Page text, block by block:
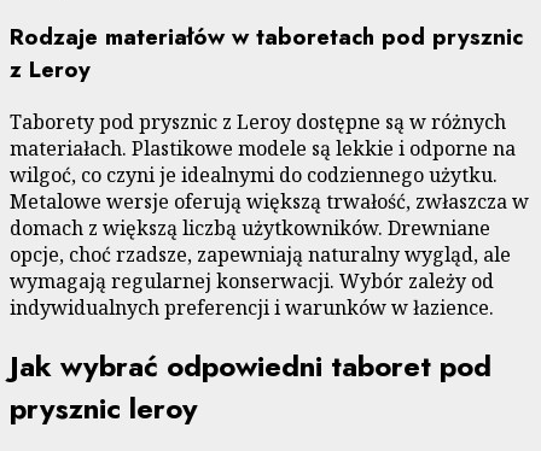
Rodzaje materiałów w taboretach pod prysznic
z Leroy
Taborety pod prysznic z Leroy dostępne są w różnych
materiałach. Plastikowe modele są lekkie i odporne na
wilgoć, co czyni je idealnymi do codziennego użytku.
Metalowe wersje oferują większą trwałość, zwłaszcza w
domach z większą liczbą użytkowników. Drewniane
opcje, choć rzadsze, zapewniają naturalny wygląd, ale
wymagają regularnej konserwacji. Wybór zależy od
indywidualnych preferencji i warunków w łazience.
Jak wybrać odpowiedni taboret pod
prysznic leroy